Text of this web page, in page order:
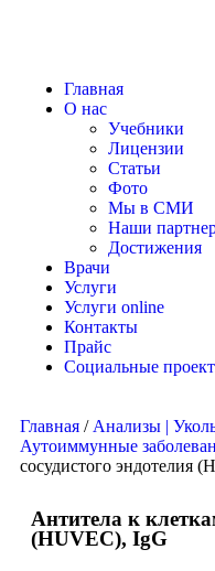
Главная
О нас
Учебники
Лицензии
Статьи
Фото
Мы в СМИ
Наши
Достижения
Врачи
Услуги
Услуги online
Контакты
Прайс
Социальные
Главная / Анализы |
Аутоиммунные
сосудистого эндотелия
Антитела к
(HUVEC), IgG